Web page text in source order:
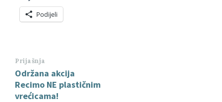
Podijeli
Prijašnja
Održana akcija
Recimo NE plastičnim
vrećicama!